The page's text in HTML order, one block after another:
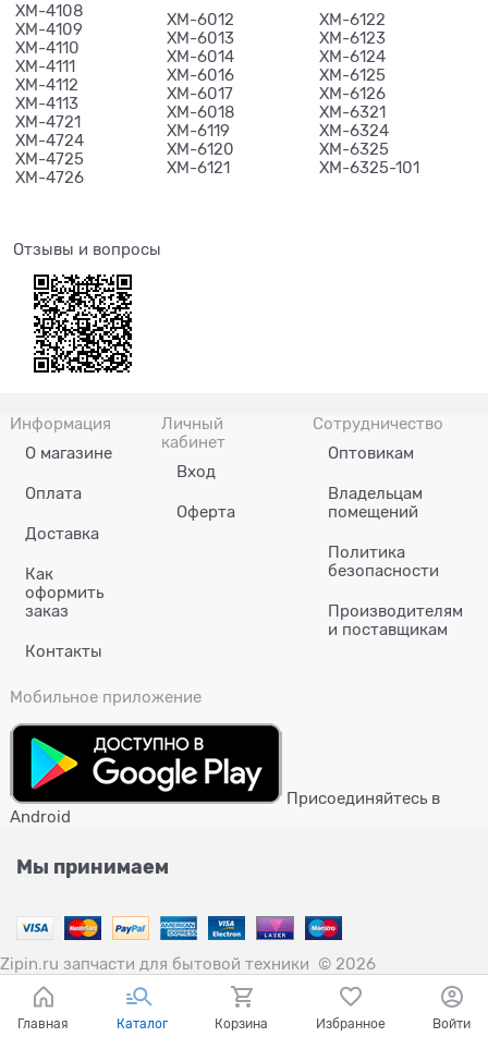
ХМ-4108
ХМ-4109
ХМ-4110
ХМ-4111
ХМ-4112
ХМ-4113
ХМ-4721
ХМ-4724
ХМ-4725
ХМ-4726
ХМ-6012
ХМ-6013
ХМ-6014
ХМ-6016
ХМ-6017
ХМ-6018
ХМ-6119
ХМ-6120
ХМ-6121
ХМ-6122
ХМ-6123
ХМ-6124
ХМ-6125
ХМ-6126
ХМ-6321
ХМ-6324
ХМ-6325
ХМ-6325-101
Отзывы и вопросы
Информация
О магазине
Оплата
Доставка
Как
оформить
заказ
Контакты
Личный
кабинет
Вход
Оферта
Сотрудничество
Оптовикам
Владельцам
помещений
Политика
безопасности
Производителям
и поставщикам
Мобильное приложение
Присоединяйтесь в
Android
Мы принимаем
Zipin.ru запчасти для бытовой техники © 2026
Главная Каталог Корзина Избранное Войти